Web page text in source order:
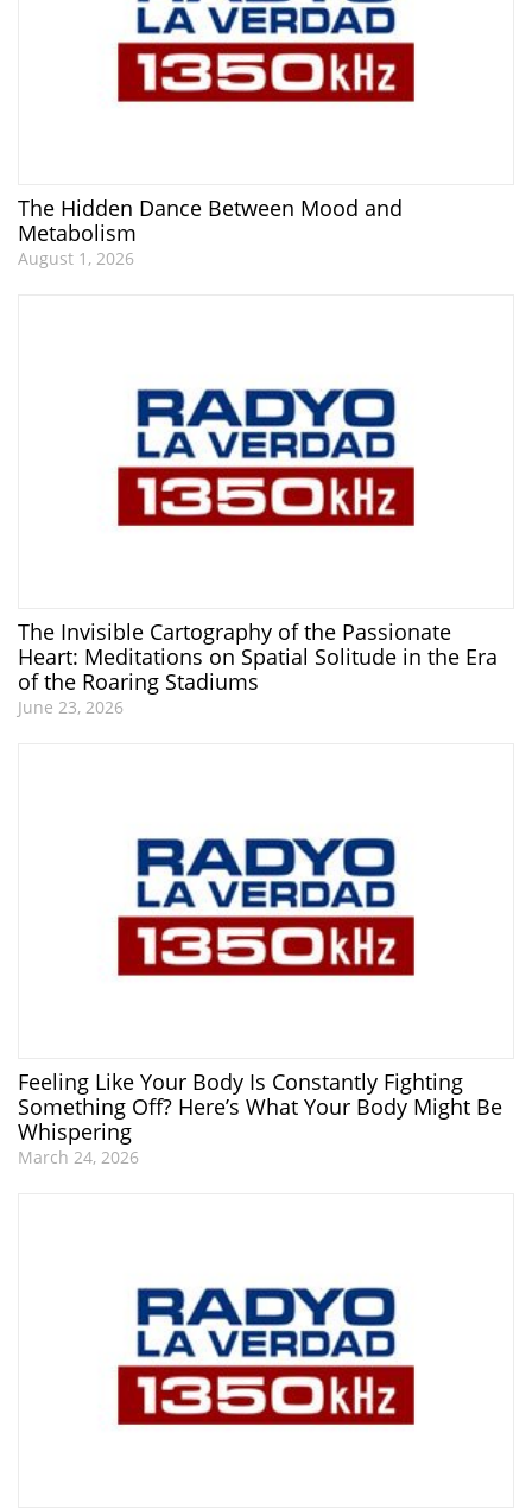
The Hidden Dance Between Mood and
Metabolism
August 1, 2026
The Invisible Cartography of the Passionate
Heart: Meditations on Spatial Solitude in the Era
of the Roaring Stadiums
June 23, 2026
Feeling Like Your Body Is Constantly Fighting
Something Off? Here’s What Your Body Might Be
Whispering
March 24, 2026